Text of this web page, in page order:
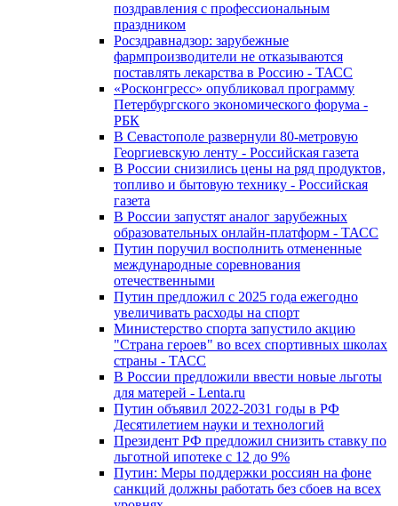
поздравления с профессиональным
праздником
Росздравнадзор: зарубежные
фармпроизводители не отказываются
поставлять лекарства в Россию - ТАСС
«Росконгресс» опубликовал программу
Петербургского экономического форума -
РБК
В Севастополе развернули 80-метровую
Георгиевскую ленту - Российская газета
В России снизились цены на ряд продуктов,
топливо и бытовую технику - Российская
газета
В России запустят аналог зарубежных
образовательных онлайн-платформ - ТАСС
Путин поручил восполнить отмененные
международные соревнования
отечественными
Путин предложил с 2025 года ежегодно
увеличивать расходы на спорт
Министерство спорта запустило акцию
"Страна героев" во всех спортивных школах
страны - ТАСС
В России предложили ввести новые льготы
для матерей - Lenta.ru
Путин объявил 2022-2031 годы в РФ
Десятилетием науки и технологий
Президент РФ предложил снизить ставку по
льготной ипотеке с 12 до 9%
Путин: Меры поддержки россиян на фоне
санкций должны работать без сбоев на всех